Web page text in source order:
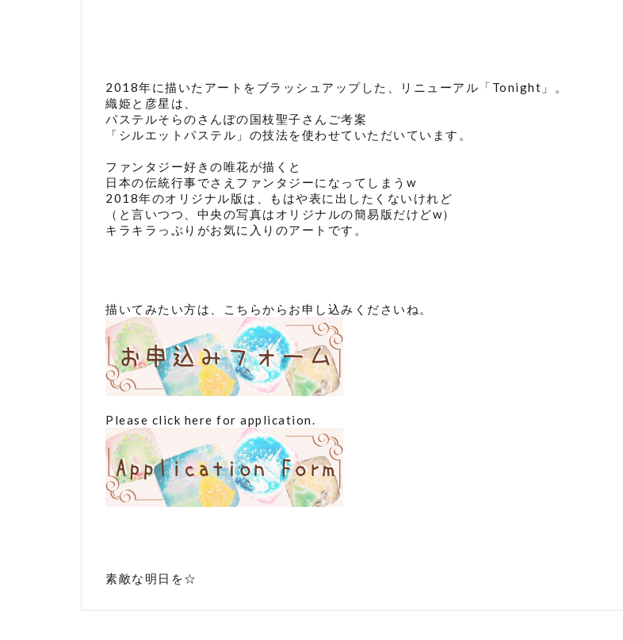
2018年に描いたアートをブラッシュアップした、リニューアル「Tonight」。
織姫と彦星は、
パステルそらのさんぽの国枝聖子さんご考案
「シルエットパステル」の技法を使わせていただいています。
ファンタジー好きの唯花が描くと
日本の伝統行事でさえファンタジーになってしまうw
2018年のオリジナル版は、もはや表に出したくないけれど
（と言いつつ、中央の写真はオリジナルの簡易版だけどw）
キラキラっぷりがお気に入りのアートです。
描いてみたい方は、こちらからお申し込みくださいね。
Please click here for application.
素敵な明日を☆